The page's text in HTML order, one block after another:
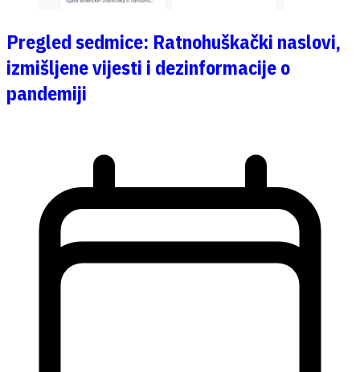
Pregled sedmice: Ratnohuškački naslovi,
izmišljene vijesti i dezinformacije o
pandemiji